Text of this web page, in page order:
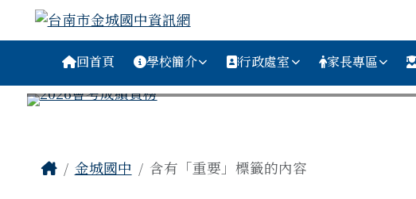
跳至主內容區
台南市金城國中資訊網
導覽列回首頁 學校簡介 行政處室 家長專區
主內容區域
Home金城國中 含有「重要」標籤的內容
頁尾區域